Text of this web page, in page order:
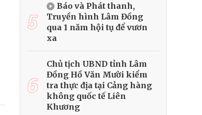
5
Báo và Phát thanh,
Truyền hình Lâm Đồng
qua 1 năm hội tụ để vươn
xa
6
Chủ tịch UBND tỉnh Lâm
Đồng Hồ Văn Mười kiểm
tra thực địa tại Cảng hàng
không quốc tế Liên
Khương